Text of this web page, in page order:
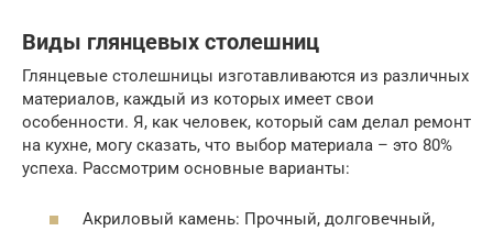
Виды глянцевых столешниц
Глянцевые столешницы изготавливаются из различных
материалов, каждый из которых имеет свои
особенности. Я, как человек, который сам делал ремонт
на кухне, могу сказать, что выбор материала – это 80%
успеха. Рассмотрим основные варианты:
Акриловый камень: Прочный, долговечный,